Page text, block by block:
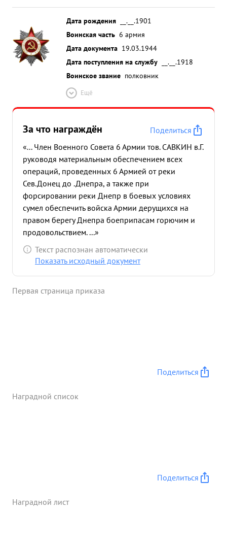
Дата рождения
__.__.1901
Воинская часть 6 армия
Дата документа 19.03.1944
Дата поступления на службу
__.__.1918
Воинское звание полковник
Ещё
За что награждён
Поделиться
«... Член Военного Совета 6 Армии тов. САВКИН в.Г.
руководя материальным обеспечением всех
операций, проведенных 6 Армией от реки
Сев.Донец до .Днепра, а также при
форсировании реки Днепр в боевых условиях
сумел обеспечить войска Армии дерущихся на
правом берегу Днепра боеприпасам горючим и
продовольствием. ...»
Текст распознан автоматически
Показать исходный документ
Первая страница приказа
Поделиться
Наградной список
Поделиться
Наградной лист